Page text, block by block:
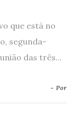
que está no
segunda-
das três...
- Por